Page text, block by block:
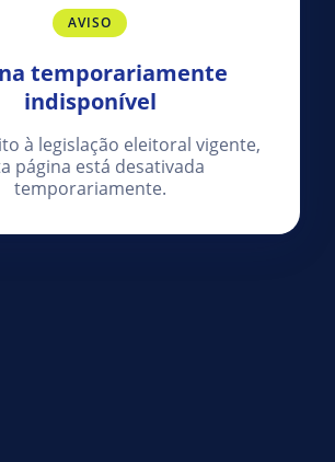
AVISO
temporariamente
indisponível
à legislação eleitoral vigente,
página está desativada
temporariamente.